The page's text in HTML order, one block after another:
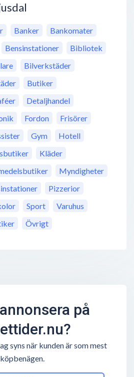
Banker
Bankomater
Bensinstationer
Bibliotek
Bilverkstäder
Butiker
Detaljhandel
Fordon
Frisörer
Gym
Hotell
Kläder
Myndigheter
Pizzerior
Sport
Varuhus
Övrigt
på
syns när kunden är som mest
köpbenägen.